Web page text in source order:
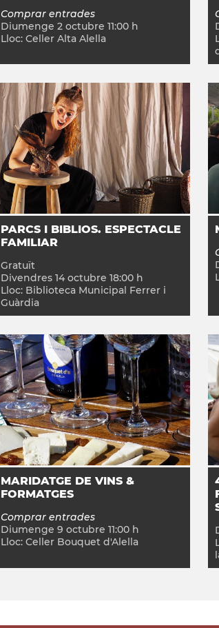
Comprar entrades
Diumenge 2 octubre 11:00 h
Lloc: Celler Alta Alella
PARCS I BIBLIOS. ESPECTACLE
FAMILIAR
Gratuït
Divendres 14 octubre 18:00 h
Lloc: Biblioteca Municipal Ferrer i
Guàrdia
MARIDATGE DE VINS &
FORMATGES
Comprar entrades
Diumenge 9 octubre 11:00 h
Lloc: Celler Bouquet d'Alella